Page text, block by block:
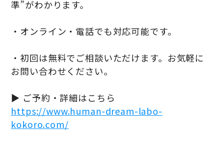
準”がわかります。
・オンライン・電話でも対応可能です。
・初回は無料でご相談いただけます。お気軽に
お問い合わせください。
▶ ご予約・詳細はこちら
https://www.human-dream-labo-
kokoro.com/